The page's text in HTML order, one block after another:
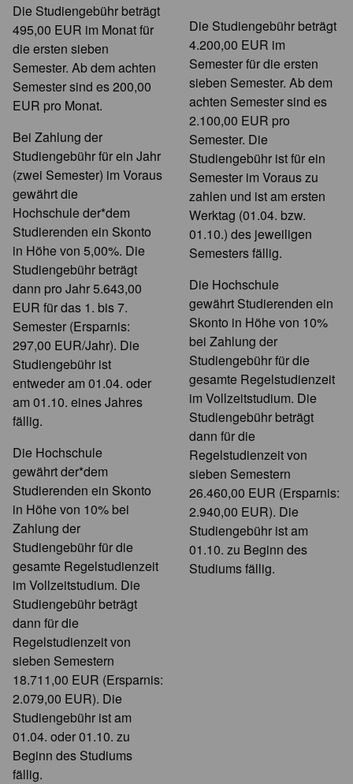
Die Studiengebühr beträgt
495,00 EUR im Monat für
die ersten sieben
Semester. Ab dem achten
Semester sind es 200,00
EUR pro Monat.
Bei Zahlung der
Studiengebühr für ein Jahr
(zwei Semester) im Voraus
gewährt die
Hochschule der*dem
Studierenden ein Skonto
in Höhe von 5,00%. Die
Studiengebühr beträgt
dann pro Jahr 5.643,00
EUR für das 1. bis 7.
Semester (Ersparnis:
297,00 EUR/Jahr). Die
Studiengebühr ist
entweder am 01.04. oder
am 01.10. eines Jahres
fällig.
Die Hochschule
gewährt der*dem
Studierenden ein Skonto
in Höhe von 10% bei
Zahlung der
Studiengebühr für die
gesamte Regelstudienzeit
im Vollzeitstudium. Die
Studiengebühr beträgt
dann für die
Regelstudienzeit von
sieben Semestern
18.711,00 EUR (Ersparnis:
2.079,00 EUR). Die
Studiengebühr ist am
01.04. oder 01.10. zu
Beginn des Studiums
fällig.
Die Studiengebühr beträgt
4.200,00 EUR im
Semester für die ersten
sieben Semester. Ab dem
achten Semester sind es
2.100,00 EUR pro
Semester. Die
Studiengebühr ist für ein
Semester im Voraus zu
zahlen und ist am ersten
Werktag (01.04. bzw.
01.10.) des jeweiligen
Semesters fällig.
Die Hochschule
gewährt Studierenden ein
Skonto in Höhe von 10%
bei Zahlung der
Studiengebühr für die
gesamte Regelstudienzeit
im Vollzeitstudium. Die
Studiengebühr beträgt
dann für die
Regelstudienzeit von
sieben Semestern
26.460,00 EUR (Ersparnis:
2.940,00 EUR). Die
Studiengebühr ist am
01.10. zu Beginn des
Studiums fällig.